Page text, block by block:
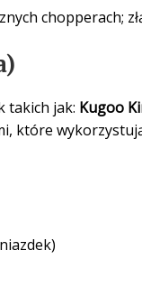
chopperach;
takich jak: Kugoo
które